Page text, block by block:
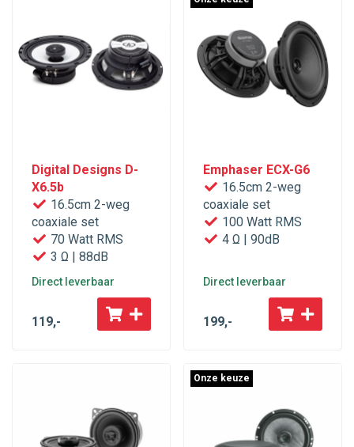
Digital Designs D-
X6.5b
16.5cm 2-weg
coaxiale set
70 Watt RMS
3 Ω | 88dB
Direct leverbaar
119,-
Emphaser ECX-G6
16.5cm 2-weg
coaxiale set
100 Watt RMS
4 Ω | 90dB
Direct leverbaar
199,-
Onze keuze